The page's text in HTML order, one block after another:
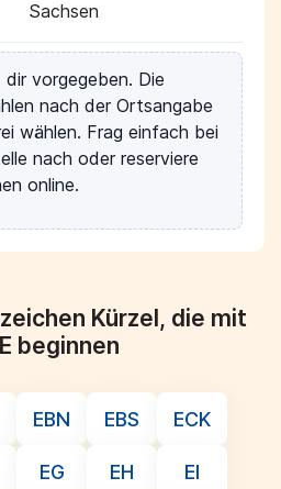
Sachsen
vorgegeben. Die
nach der Ortsangabe
wählen. Frag einfach bei
nach oder reserviere
online.
Kürzel, die mit
beginnen
EBN EBS ECK
EG EH EI